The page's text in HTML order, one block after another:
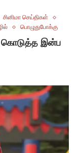
சினிமா செய்திகள்
பொழுதுபோக்கு
கொடுத்த இன்ப